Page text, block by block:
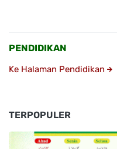
PENDIDIKAN
Ke Halaman Pendidikan
TERPOPULER